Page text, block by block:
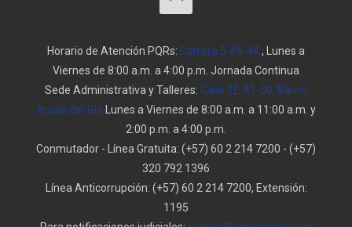
Horario de Atención PQRs: Carrera 5 #6-44, Lunes a
Viernes de 8:00 a.m. a 4:00 p.m. Jornada Continua
Sede Administrativa y Talleres: Calle 1E #1-00, Barrio
Brisas del Rio Lunes a Viernes de 8:00 a.m. a 11:00 a.m. y
2:00 p.m. a 4:00 p.m.
Conmutador - Línea Gratuita: (+57) 60 2 214 7200 - (+57)
320 792 1396
Línea Anticorrupción: (+57) 60 2 214 7200, Extensión:
1195